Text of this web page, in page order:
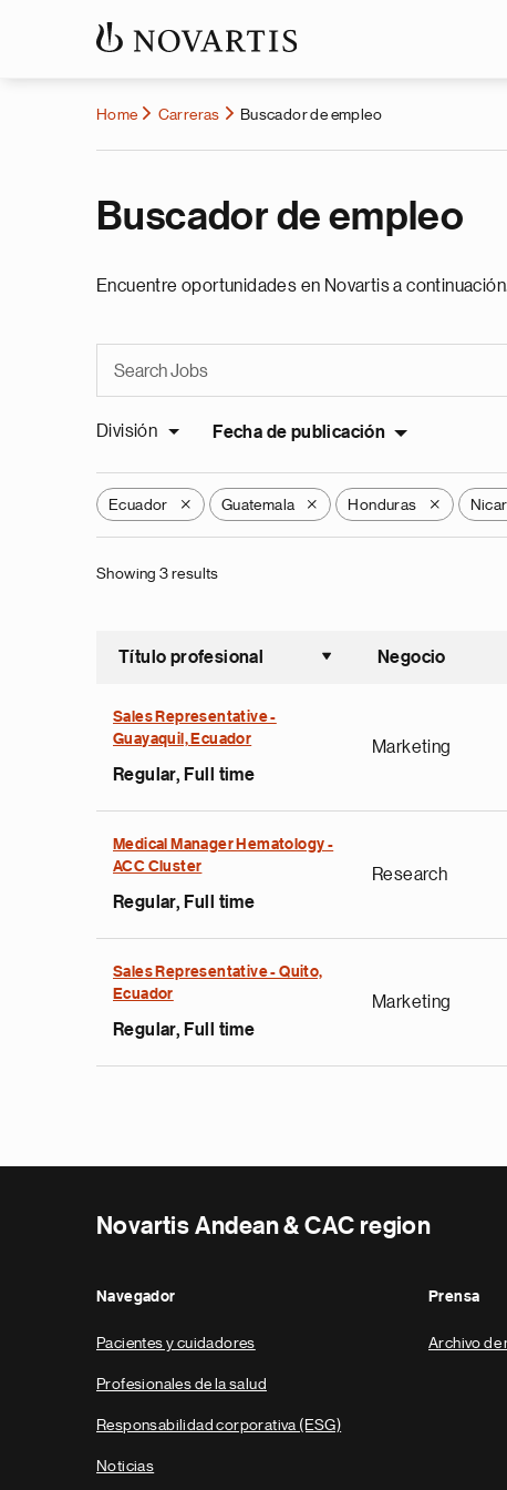
Home Carreras Buscador de empleo
Buscador de empleo
Encuentre oportunidades en Novartis a
División Fecha de publicación
Ecuador X Guatemala X Honduras X
Showing 3 results
Título profesional
Ordenar
Negocio
Sales Representative -
Guayaquil, Ecuador
Regular, Full time
Marketing
Medical Manager Hematology -
ACC Cluster
Regular, Full time
Research
Sales Representative - Quito,
Ecuador
Regular, Full time
Marketing
Novartis Andean & CAC region
Navegador
Pacientes y cuidadores
Profesionales de la salud
Responsabilidad corporativa (ESG)
Noticias
Prensa
Archivo de